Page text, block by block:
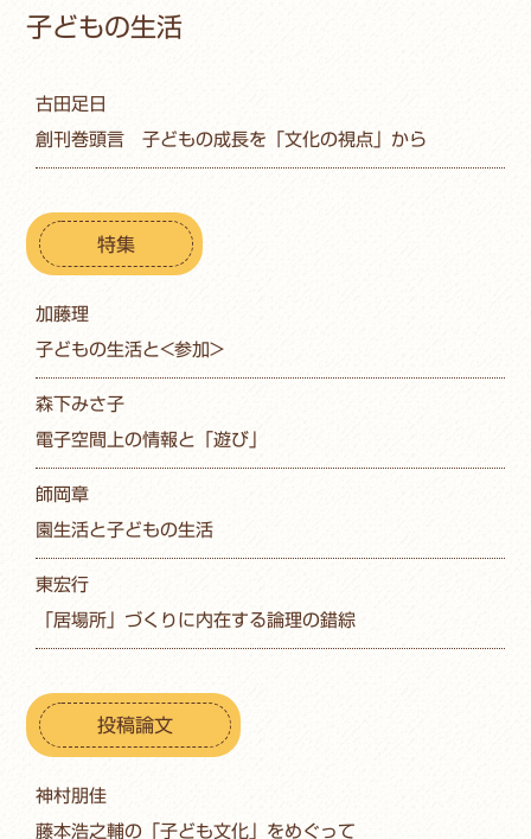
子どもの生活
古田足日
創刊巻頭言 子どもの成長を「文化の視点」から
特集
加藤理
子どもの生活と<参加>
森下みさ子
電子空間上の情報と「遊び」
師岡章
園生活と子どもの生活
東宏行
「居場所」づくりに内在する論理の錯綜
投稿論文
神村朋佳
藤本浩之輔の「子ども文化」をめぐって